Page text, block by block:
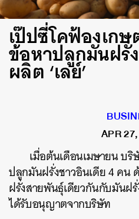
เป๊ปซี่โคฟ้องเก
ข้อหาปลูกมันฝรั่
ผลิต ‘เลย์’
APR 27,
เมื่อต้นเดือนเมษายน บ
ปลูกมันฝรั่งชาวอินเดีย 4 คน
ฝรั่งสายพันธุ์เดียวกันกับมันฝ
ได้รับอนุญาตจากบริษัท